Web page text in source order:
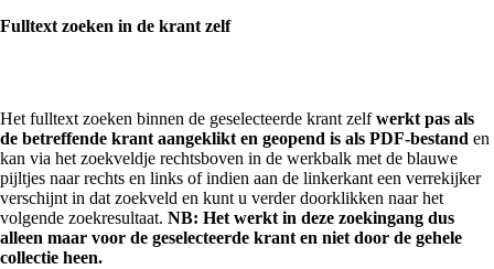
Fulltext zoeken in de krant zelf
Het fulltext zoeken binnen de geselecteerde krant zelfwerkt pas als
de betreffende krant aangeklikt en geopend is als PDF-bestand en
kan via het zoekveldje rechtsboven in de werkbalk met de blauwe
pijltjes naar rechts en links of indien aan de linkerkant een verrekijker
verschijnt in dat zoekveld en kunt u verder doorklikken naar het
volgende zoekresultaat. NB: Het werkt in deze zoekingang dus
alleen maar voor de geselecteerde krant en niet door de gehele
collectie heen.